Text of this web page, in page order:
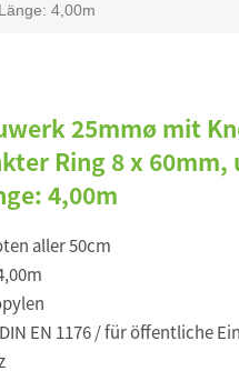
4,00m
25mmø mit
Ring 8 x 60mm,
4,00m
aller 50cm
EN 1176 / für öffentliche